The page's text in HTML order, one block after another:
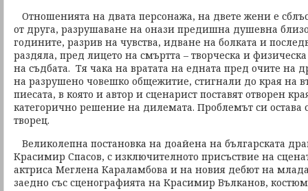
Отношенията на двата персонажа, на двете жени е
от друга, разрушаване на онази предишна душевна
годините, разрив на чувства, идване на болката и
раздяла, пред лицето на смъртта – творческа и
на съдбата. Тя чака на вратата на едната пред очите на
на разрушено човешко общежитие, стигнали до края на
пиесата, в която и автор и сценарист поставят отворен
категорично решение на дилемата. Проблемът си остава
творец.
Великолепна постановка на доайена на българската
Красимир Спасов, с изключителното присъствие на
актриса Меглена Караламбова и на новия дебют на
заедно със сценографията на Красимир Вълканов,